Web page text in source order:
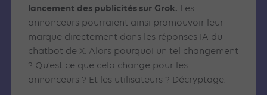
lancement des publicités sur Grok. Les
annonceurs pourraient ainsi promouvoir leur
marque directement dans les réponses IA du
chatbot de X. Alors pourquoi un tel changement
? Qu’est-ce que cela change pour les
annonceurs ? Et les utilisateurs ? Décryptage.